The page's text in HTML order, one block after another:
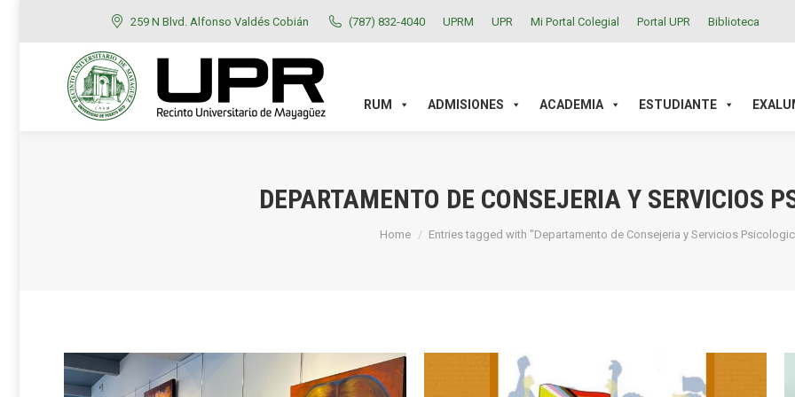
259 N Blvd. Alfonso Valdés Cobián (787) 832-4040 UPRM UPR Mi Portal Colegial Portal UPR Biblioteca
RUM ADMISIONES ACADEMIA ESTUDIANTE
DEPARTAMENTO DE CONSEJERIA Y SERVICIOS
You are here:
Home Entries tagged with "Departamento de Consejeria y Servicios
RUM ADMISIONES